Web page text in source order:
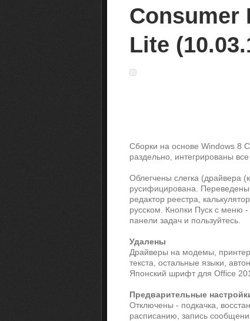
Consumer
Lite
Сборки на основе Windows 8
раздельно, интегрированы
Облегчены слегка (драйвера
русифицирована. Переведены
редактор реестра,
русском. Кнопки Пуск с меню
панели задач и пользуйтесь.
Удалены
Драйверы на модемы,
текста, остальные языки,
Японский шрифт для Office
Предварительные
Отключены - подкачка,
расписанию, запись